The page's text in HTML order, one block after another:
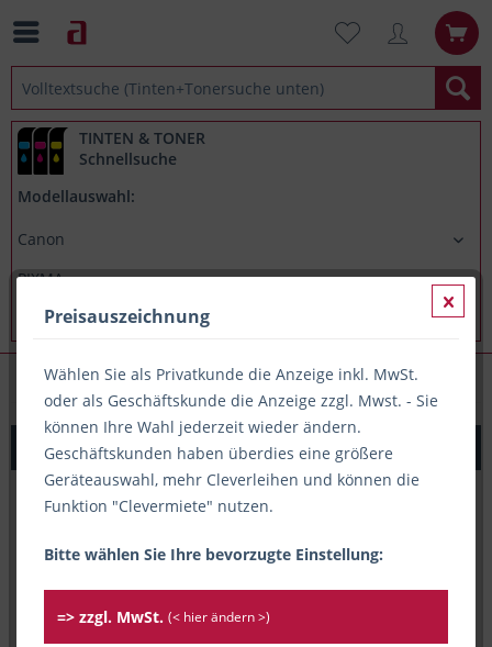
TINTEN & TONER
Schnellsuche
Modellauswahl:
Canon PIXMA iP4850
Printation Tinte ersetzt Canon CLI-526C, ca. 520 S., cyan
Preisauszeichnung
Wählen Sie als Privatkunde die Anzeige inkl. MwSt.
oder als Geschäftskunde die Anzeige zzgl. Mwst. - Sie
können Ihre Wahl jederzeit wieder ändern.
Geschäftskunden haben überdies eine größere
Geräteauswahl, mehr Cleverleihen und können die
Funktion "Clevermiete" nutzen.
Bitte wählen Sie Ihre bevorzugte Einstellung:
=> zzgl. MwSt. (< hier ändern >)